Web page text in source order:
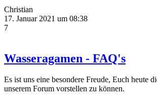
Christian
17. Januar 2021 um 08:38
7
Wasseragamen - FAQ's
Es ist uns eine besondere Freude, Euch heute
unserem Forum vorstellen zu können.